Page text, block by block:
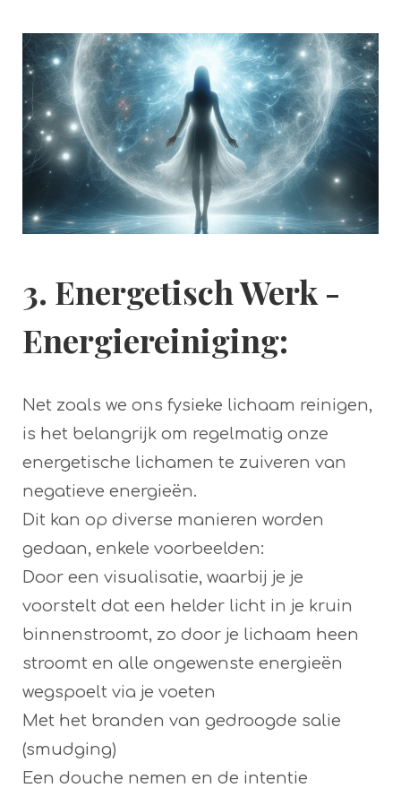
3. Energetisch Werk -
Energiereiniging:
Net zoals we ons fysieke lichaam reinigen,
is het belangrijk om regelmatig onze
energetische lichamen te zuiveren van
negatieve energieën.
Dit kan op diverse manieren worden
gedaan, enkele voorbeelden:
Door een visualisatie, waarbij je je
voorstelt dat een helder licht in je kruin
binnenstroomt, zo door je lichaam heen
stroomt en alle ongewenste energieën
wegspoelt via je voeten
Met het branden van gedroogde salie
(smudging)
Een douche nemen en de intentie